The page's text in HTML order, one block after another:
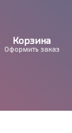
Корзина
Оформить заказ